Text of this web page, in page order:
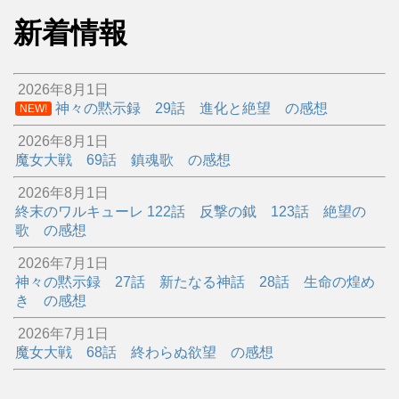
新着情報
2026年8月1日
NEW! 神々の黙示録 29話 進化と絶望 の感想
2026年8月1日
魔女大戦 69話 鎮魂歌 の感想
2026年8月1日
終末のワルキューレ 122話 反撃の鉞 123話 絶望の
歌 の感想
2026年7月1日
神々の黙示録 27話 新たなる神話 28話 生命の煌め
き の感想
2026年7月1日
魔女大戦 68話 終わらぬ欲望 の感想